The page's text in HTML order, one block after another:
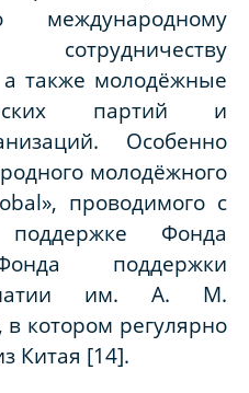
а также молодёжные
партий и
Особенно
молодёжного
проводимого с
Фонда
поддержки
им. А. М.
котором регулярно
Китая [14].